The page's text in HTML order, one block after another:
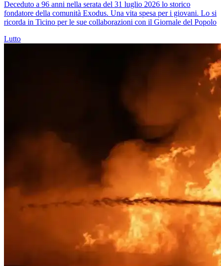
Deceduto a 96 anni nella serata del 31 luglio 2026 lo storico
fondatore della comunità Exodus. Una vita spesa per i giovani. Lo si
ricorda in Ticino per le sue collaborazioni con il Giornale del Popolo
Lutto